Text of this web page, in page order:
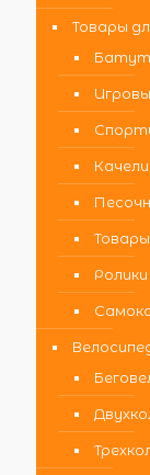
Товары
Качели
Ролики